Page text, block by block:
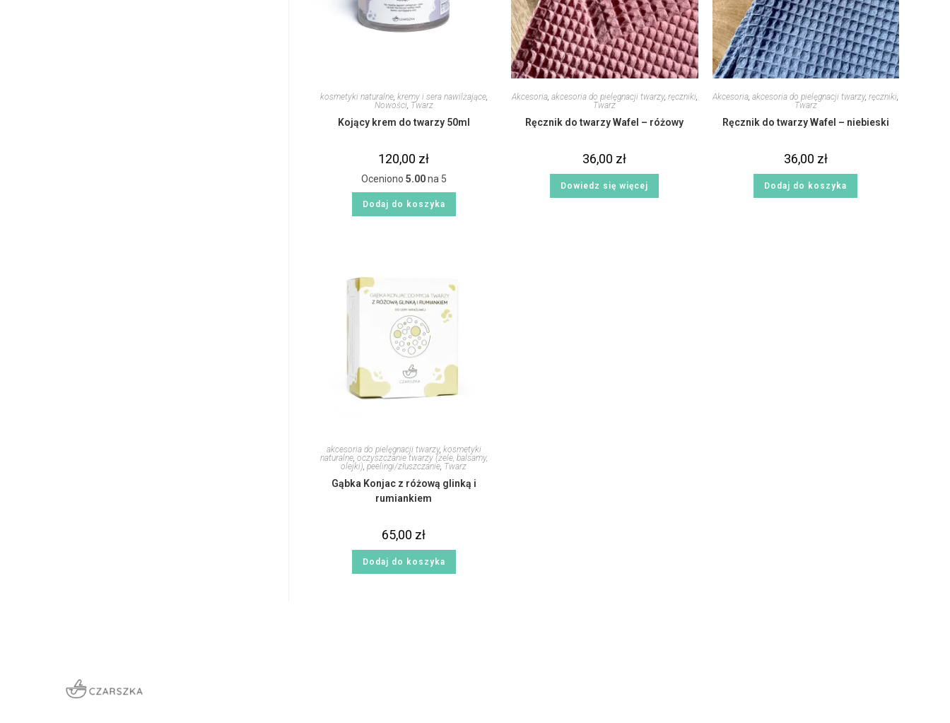
kosmetyki naturalne, kremy i sera nawilżające,
Nowości, Twarz
Kojący krem do twarzy 50ml
120,00 zł
Oceniono 5.00na 5
Dodaj do koszyka
Akcesoria, akcesoria do pielęgnacji twarzy, ręczniki,
Twarz
Ręcznik do twarzy Wafel – różowy
36,00 zł
Dowiedz się więcej
Akcesoria ,akcesoria do pielęgnacji twarzy,ręczniki
Twarz
Ręcznik do twarzy Wafel – niebieski
36,00 zł
Dodaj do koszyka
akcesoria do pielęgnacji twarzy, kosmetyki
naturalne, oczyszczanie twarzy (żele, balsamy,
olejki),peelingi/złuszczanie, Twarz
Gąbka Konjac z różową glinką i
rumiankiem
65,00 zł
Dodaj do koszyka